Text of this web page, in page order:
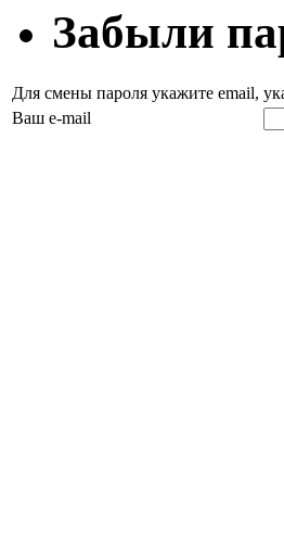
Забыли
Для смены пароля укажите email,
Ваш e-mail